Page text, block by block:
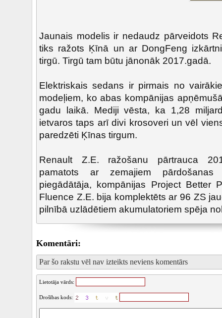
Jaunais modelis ir nedaudz pārveidots
tiks ražots Ķīnā un ar DongFeng
tirgū. Tirgū tam būtu jānonāk 2017.gadā.
Elektriskais sedans ir pirmais no
modeļiem, ko abas kompānijas
gadu laikā. Mediji vēsta, ka 1,28
ietvaros taps arī divi krosoveri un vēl
paredzēti Ķīnas tirgum.
Renault Z.E. ražošanu pārtrauca
pamatots ar zemajiem
piegādātāja, kompānijas Project Better
Fluence Z.E. bija komplektēts ar 96 ZS
pilnībā uzlādētiem akumulatoriem spēja
Komentāri:
Par šo rakstu vēl nav izteikts neviens komentārs
Lietotāja vārds:
Drošības kods: